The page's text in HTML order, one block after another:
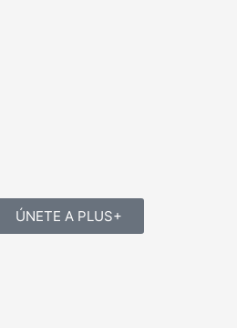
ÚNETE A PLUS+